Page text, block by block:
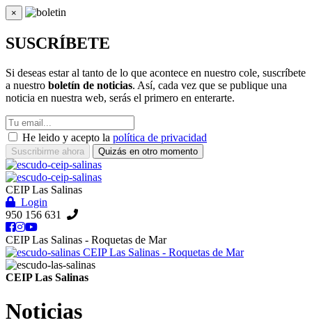
×
Cerrar
SUSCRÍBETE
Si deseas estar al tanto de lo que acontece en nuestro cole, suscríbete
a nuestro boletín de noticias. Así, cada vez que se publique una
noticia en nuestra web, serás el primero en enterarte.
He leido y acepto la política de privacidad
Suscribirme ahora Quizás en otro momento
CEIP Las Salinas
Login
950 156 631
CEIP Las Salinas - Roquetas de Mar
CEIP Las Salinas - Roquetas de Mar
CEIP Las Salinas
Noticias